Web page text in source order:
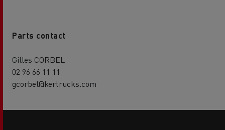
Parts contact
Gilles CORBEL
02 96 66 11 11
gcorbel@kertrucks.com